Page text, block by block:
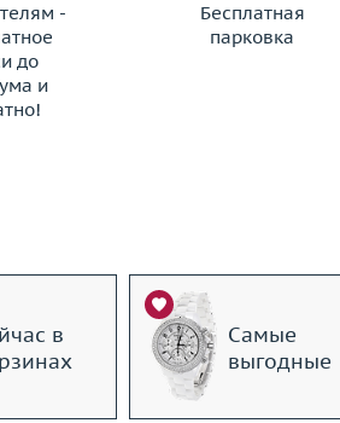
-
до
и
ТАКСИ
Бесплатная
парковка
в
Самые
выгодные